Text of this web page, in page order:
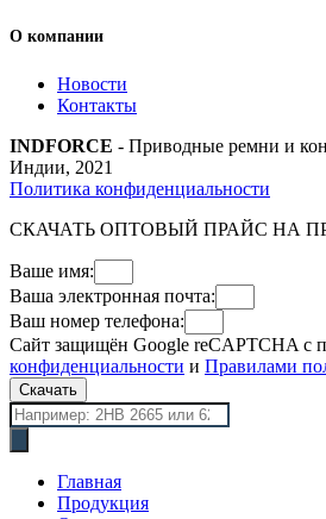
О компании
Новости
Контакты
INDFORCE - Приводные ремни и
Индии, 2021
Политика конфиденциальности
СКАЧАТЬ ОПТОВЫЙ ПРАЙС НА
Ваше имя:
Ваша электронная почта:
Ваш номер телефона:
Сайт защищён Google reCAPTCHA с
конфиденциальности и Правилами
Скачать
Поиск
товаров
Главная
Продукция